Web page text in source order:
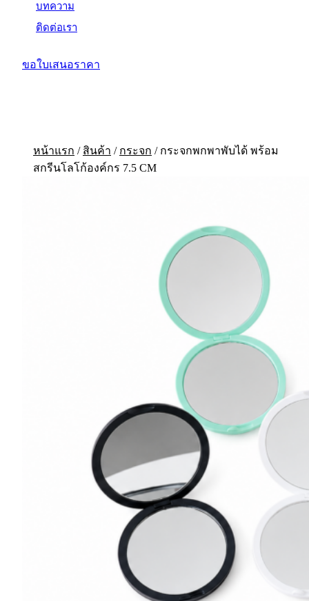
บทความ
ติดต่อเรา
ขอใบเสนอราคา
หน้าแรก / สินค้า / กระจก / กระจกพกพาพับได้ พร้อม
สกรีนโลโก้องค์กร 7.5 CM